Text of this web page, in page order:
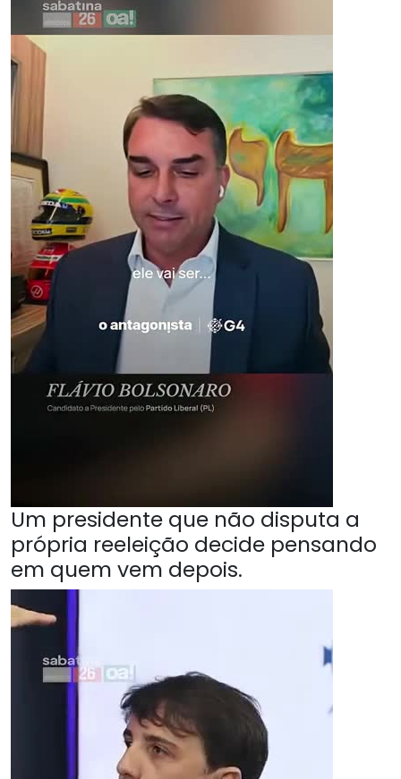
Um presidente que não disputa a
própria reeleição decide pensando
em quem vem depois.